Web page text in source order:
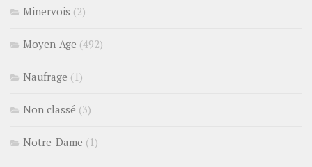
Minervois (2)
Moyen-Age (492)
Naufrage (1)
Non classé (3)
Notre-Dame (1)